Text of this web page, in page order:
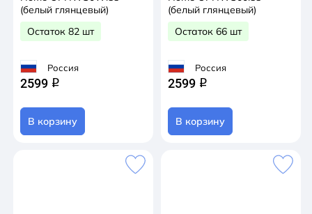
(белый глянцевый)
Остаток 82 шт
Россия
2599 q
В корзину
(белый глянцевый)
Остаток 66 шт
Россия
2599 q
В корзину